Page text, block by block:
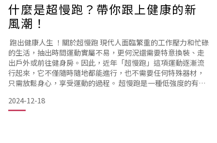
什麼是超慢跑？帶你跟上健康的新
風潮！
跑出健康人生 ！關於超慢跑 現代人面臨繁重的工作壓力和忙碌
的生活，抽出時間運動實屬不易，更何況還需要特意換裝、走
出戶外或前往健身房。因此，近年「超慢跑」這項運動逐漸流
行起來，它不僅隨時隨地都能進行，也不需要任何特殊器材，
只需放鬆身心，享受運動的過程。 超慢跑是一種低強度的有氧
色在於以非常緩慢的速度進行，通常維持在每小時4至6公里之
間，讓跑者可以輕鬆與他人交談，甚至唱歌。接下來，將詳細
2024-12-18